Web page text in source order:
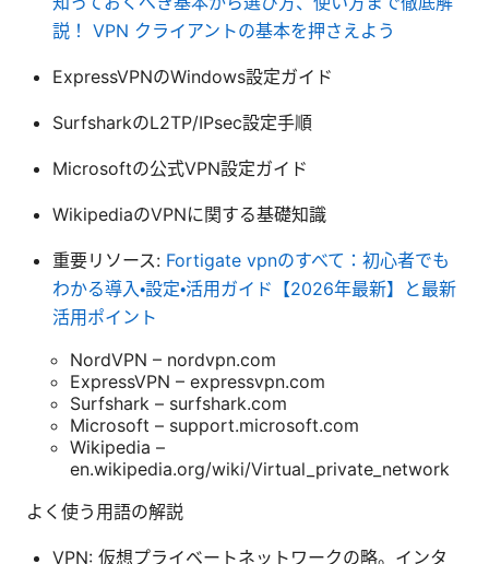
説！ VPN クライアントの基本を押さえよう
ExpressVPNのWindows設定ガイド
SurfsharkのL2TP/IPsec設定手順
Microsoftの公式VPN設定ガイド
WikipediaのVPNに関する基礎知識
重要リソース: Fortigate vpnのすべて：初心者でも
わかる導入・設定・活用ガイド【2026年最新】と最新
活用ポイント
NordVPN – nordvpn.com
ExpressVPN – expressvpn.com
Surfshark – surfshark.com
Microsoft – support.microsoft.com
Wikipedia –
en.wikipedia.org/wiki/Virtual_private_network
よく使う用語の解説
VPN: 仮想プライベートネットワークの略。インタ